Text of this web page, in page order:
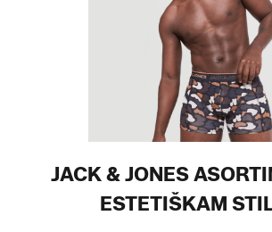
JACK & JONES
ESTETIŠKAM